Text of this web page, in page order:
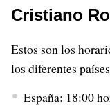
Cristiano
Estos son los
los diferentes
España: 18:00